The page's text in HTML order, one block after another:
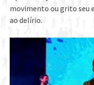
movimento ou grito seu
ao delírio.